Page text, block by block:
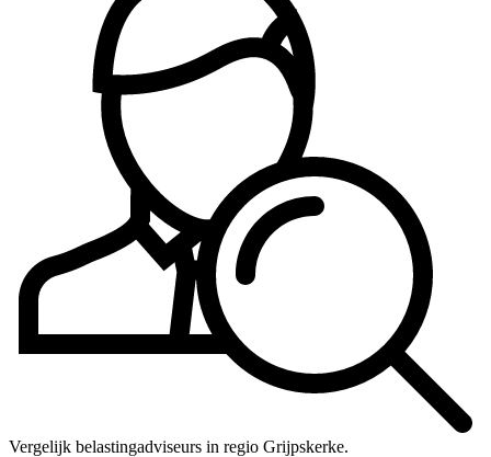
Vergelijk belastingadviseurs in regio Grijpskerke.